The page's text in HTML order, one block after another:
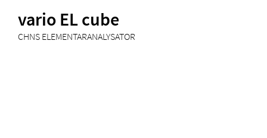
vario EL cube
CHNS ELEMENTARANALYSATOR